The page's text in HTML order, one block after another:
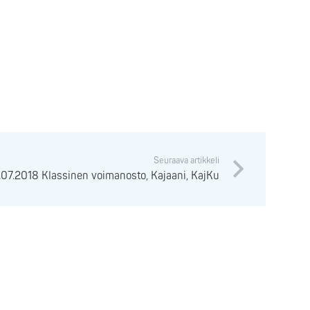
Seuraava artikkeli
Klassinen voimanosto, Kajaani, KajKu